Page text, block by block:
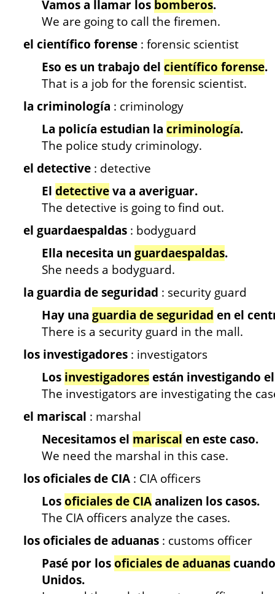
Vamos a llamar los bomberos.
We are going to call the firemen.
el científico forense : forensic scientist
Eso es un trabajo del científico forense.
That is a job for the forensic scientist.
la criminología : criminology
La policía estudian la criminología.
The police study criminology.
el detective : detective
El detectiveva a averiguar.
The detective is going to find out.
el guardaespaldas : bodyguard
Ella necesita un guardaespaldas.
She needs a bodyguard.
la guardia de seguridad : security guard
Hay una guardia de seguridad en el
There is a security guard in the mall.
los investigadores : investigators
Los investigadoresestán investigando
The investigators are investigating the
el mariscal : marshal
Necesitamos el mariscal en este caso.
We need the marshal in this case.
los oficiales de CIA : CIA officers
Losoficiales de CIAanalizen los casos.
The CIA officers analyze the cases.
los oficiales de aduanas : customs officer
Pasé por losoficiales de aduanas
Unidos.